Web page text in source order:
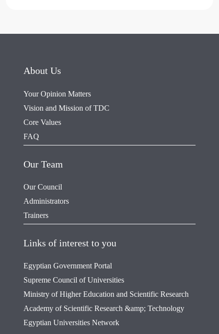
About Us
Your Opinion Matters
Vision and Mission of TDC
Core Values
FAQ
Our Team
Our Council
Administrators
Trainers
Links of interest to you
Egyptian Government Portal
Supreme Council of Universities
Ministry of Higher Education and Scientific Research
Academy of Scientific Research &amp; Technology
Egyptian Universities Network